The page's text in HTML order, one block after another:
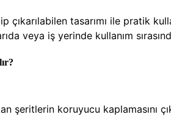
tasarımı ile pratik
veya iş yerinde kullanım
şeritlerin koruyucu kaplamasını